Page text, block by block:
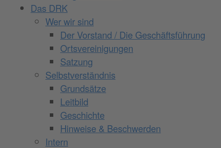
Das DRK
Wer wir sind
Der Vorstand / Die Geschäftsführung
Ortsvereinigungen
Satzung
Selbstverständnis
Grundsätze
Leitbild
Geschichte
Hinweise & Beschwerden
Intern